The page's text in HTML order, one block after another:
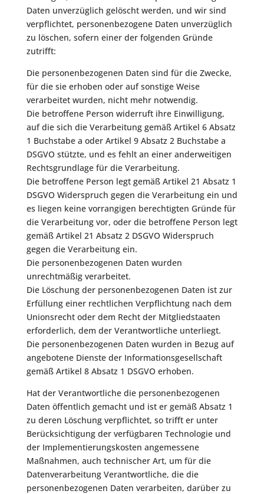
Daten unverzüglich gelöscht werden, und wir sind
verpflichtet, personenbezogene Daten unverzüglich
zu löschen, sofern einer der folgenden Gründe
zutrifft:
Die personenbezogenen Daten sind für die Zwecke,
für die sie erhoben oder auf sonstige Weise
verarbeitet wurden, nicht mehr notwendig.
Die betroffene Person widerruft ihre Einwilligung,
auf die sich die Verarbeitung gemäß Artikel 6 Absatz
1 Buchstabe a oder Artikel 9 Absatz 2 Buchstabe a
DSGVO stützte, und es fehlt an einer anderweitigen
Rechtsgrundlage für die Verarbeitung.
Die betroffene Person legt gemäß Artikel 21 Absatz 1
DSGVO Widerspruch gegen die Verarbeitung ein und
es liegen keine vorrangigen berechtigten Gründe für
die Verarbeitung vor, oder die betroffene Person legt
gemäß Artikel 21 Absatz 2 DSGVO Widerspruch
gegen die Verarbeitung ein.
Die personenbezogenen Daten wurden
unrechtmäßig verarbeitet.
Die Löschung der personenbezogenen Daten ist zur
Erfüllung einer rechtlichen Verpflichtung nach dem
Unionsrecht oder dem Recht der Mitgliedstaaten
erforderlich, dem der Verantwortliche unterliegt.
Die personenbezogenen Daten wurden in Bezug auf
angebotene Dienste der Informationsgesellschaft
gemäß Artikel 8 Absatz 1 DSGVO erhoben.
Hat der Verantwortliche die personenbezogenen
Daten öffentlich gemacht und ist er gemäß Absatz 1
zu deren Löschung verpflichtet, so trifft er unter
Berücksichtigung der verfügbaren Technologie und
der Implementierungskosten angemessene
Maßnahmen, auch technischer Art, um für die
Datenverarbeitung Verantwortliche, die die
personenbezogenen Daten verarbeiten, darüber zu